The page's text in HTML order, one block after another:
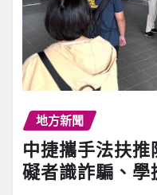
地方新聞
中捷攜手法扶
礙者識詐騙、學